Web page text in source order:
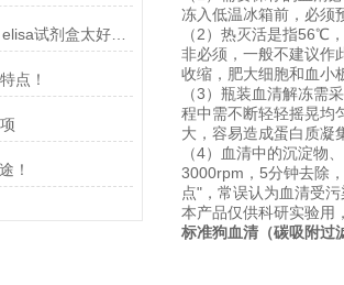
免疫球蛋白E（IgE）elisa试剂盒太好用啦
点！
！
冻入低温冰箱前，必须
（2）热灭活是指56℃
非必须，一般不建议作
收缩，肥大细胞和血小
（3）瓶装血清解冻
程中需不断轻轻摇晃均
大，容易造成蛋白质凝
（4）血清中的沉淀物
3000rpm，5分钟去除
点"，常误认为血清受
本产品仅供科研实验用
标准狗血清（碳吸附过